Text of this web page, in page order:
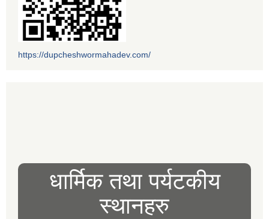
https://dupcheshwormahadev.com/
धार्मिक तथा पर्यटकीय
स्थानहरु